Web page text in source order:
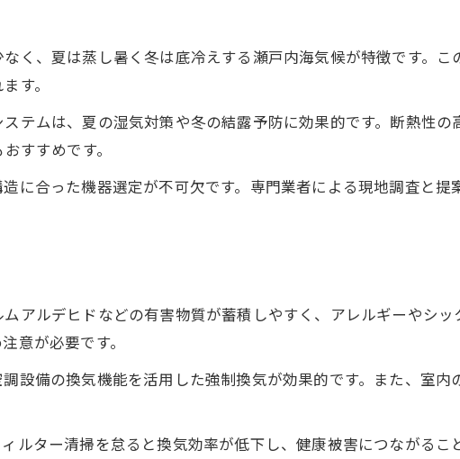
湿度やカビ悩みは空調設備で解消へ
空気循環強化で結露やカビを予防する
快適な湿度環境を空調設備で目指す方法
空調設備選びが湿度悩みの解決に直結
空気循環と換気が健康環境を守る理由
空調設備で揮発性有害物質を抑制しよう
空気循環の改善が家族の健康を左右する
空気循環を高める実践ポイントを徹底解説
く、夏は蒸し暑く冬は底冷えする瀬戸内海気候が特徴です。
す。
テムは、夏の湿気対策や冬の結露予防に効果的です。断熱性
すすめです。
に合った機器選定が不可欠です。専門業者による現地調査と提
アルデヒドなどの有害物質が蓄積しやすく、アレルギーやシ
意が必要です。
設備の換気機能を活用した強制換気が効果的です。また、室
ルター清掃を怠ると換気効率が低下し、健康被害につながるこ